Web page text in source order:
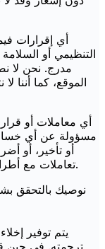
التنظيمي أو
مدرج. نحن لا
الموقع، كما أننا
أي معاملات أو
أو تأخير، أو
تعاملات مع أطراف ثالثة يتم عرض معلوماتها على هذا الموقع.
نوصيك بالتحقق
يتم توفير